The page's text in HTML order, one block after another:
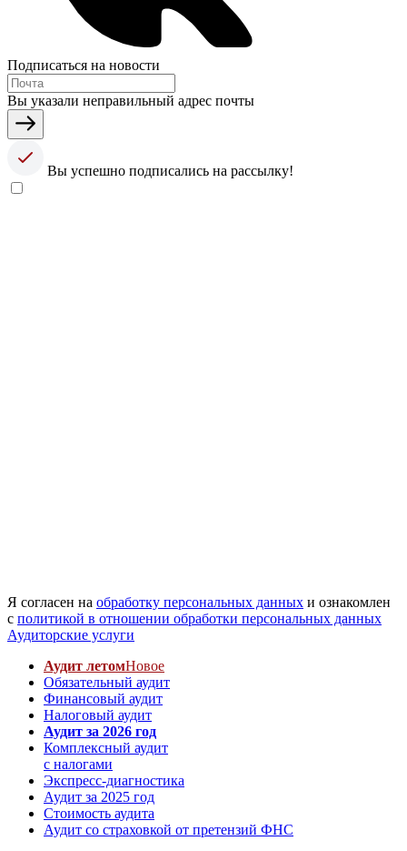
Подписаться на новости
Вы указали неправильный адрес почты
Вы успешно подписались на рассылку!
Я согласен на обработку персональных данных и ознакомлен
с политикой в отношении обработки персональных данных
Аудиторские услуги
Аудит летомНовое
Обязательный аудит
Финансовый аудит
Налоговый аудит
Аудит за 2026 год
Комплексный аудит
с налогами
Экспресс-диагностика
Аудит за 2025 год
Стоимость аудита
Аудит со страховкой от претензий ФНС